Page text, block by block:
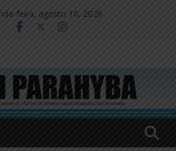
feira, agosto 10, 2026